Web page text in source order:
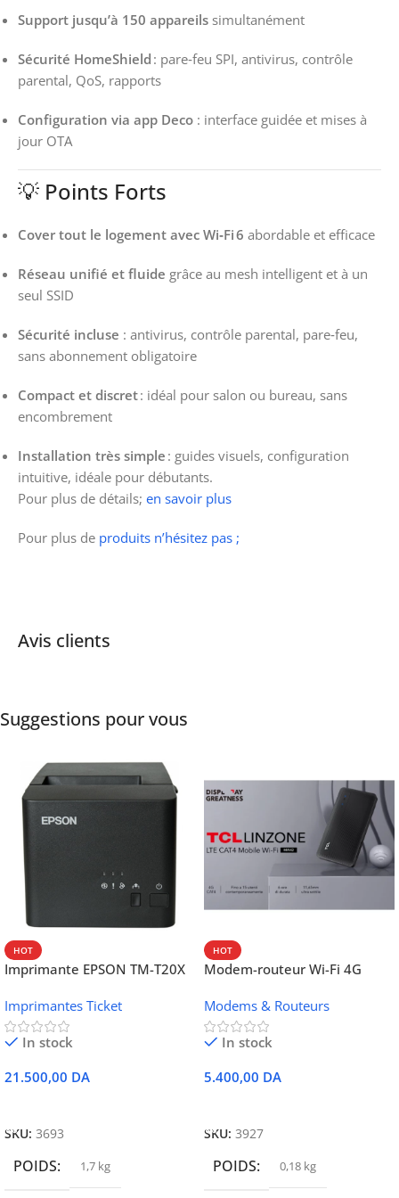
Support jusqu’à 150 appareils simultanément
Sécurité HomeShield : pare‑feu SPI, antivirus, contrôle
parental, QoS, rapports
Configuration via app Deco : interface guidée et mises à
jour OTA
💡 Points Forts
Cover tout le logement avec Wi‑Fi 6 abordable et efficace
Réseau unifié et fluide grâce au mesh intelligent et à un
seul SSID
Sécurité incluse : antivirus, contrôle parental, pare‑feu,
sans abonnement obligatoire
Compact et discret: idéal pour salon ou bureau, sans
encombrement
Installation très simple : guides visuels, configuration
intuitive, idéale pour débutants.
Pour plus de détails; en savoir plus
Pour plus de produits n’hésitez pas ;
Avis clients
Suggestions pour vous
HOT
Imprimante EPSON TM-T20X
Ethernet
Imprimantes Ticket
In stock
21.500,00 DA
SKU: 3693
POIDS 1,7 kg
HOT
Modem-routeur Wi-Fi 4G
Modems & Routeurs
In stock
5.400,00 DA
SKU: 3927
POIDS 0,18 kg